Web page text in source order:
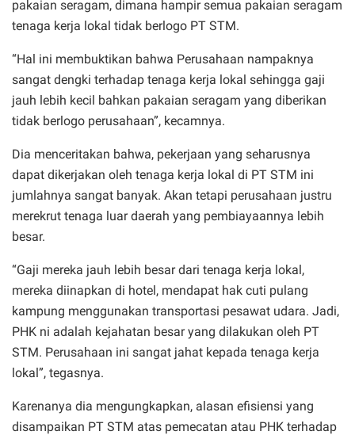
pakaian seragam, dimana hampir semua pakaian seragam
tenaga kerja lokal tidak berlogo PT STM.
“Hal ini membuktikan bahwa Perusahaan nampaknya
sangat dengki terhadap tenaga kerja lokal sehingga gaji
jauh lebih kecil bahkan pakaian seragam yang diberikan
tidak berlogo perusahaan”, kecamnya.
Dia menceritakan bahwa, pekerjaan yang seharusnya
dapat dikerjakan oleh tenaga kerja lokal di PT STM ini
jumlahnya sangat banyak. Akan tetapi perusahaan justru
merekrut tenaga luar daerah yang pembiayaannya lebih
besar.
“Gaji mereka jauh lebih besar dari tenaga kerja lokal,
mereka diinapkan di hotel, mendapat hak cuti pulang
kampung menggunakan transportasi pesawat udara. Jadi,
PHK ni adalah kejahatan besar yang dilakukan oleh PT
STM. Perusahaan ini sangat jahat kepada tenaga kerja
lokal”, tegasnya.
Karenanya dia mengungkapkan, alasan efisiensi yang
disampaikan PT STM atas pemecatan atau PHK terhadap